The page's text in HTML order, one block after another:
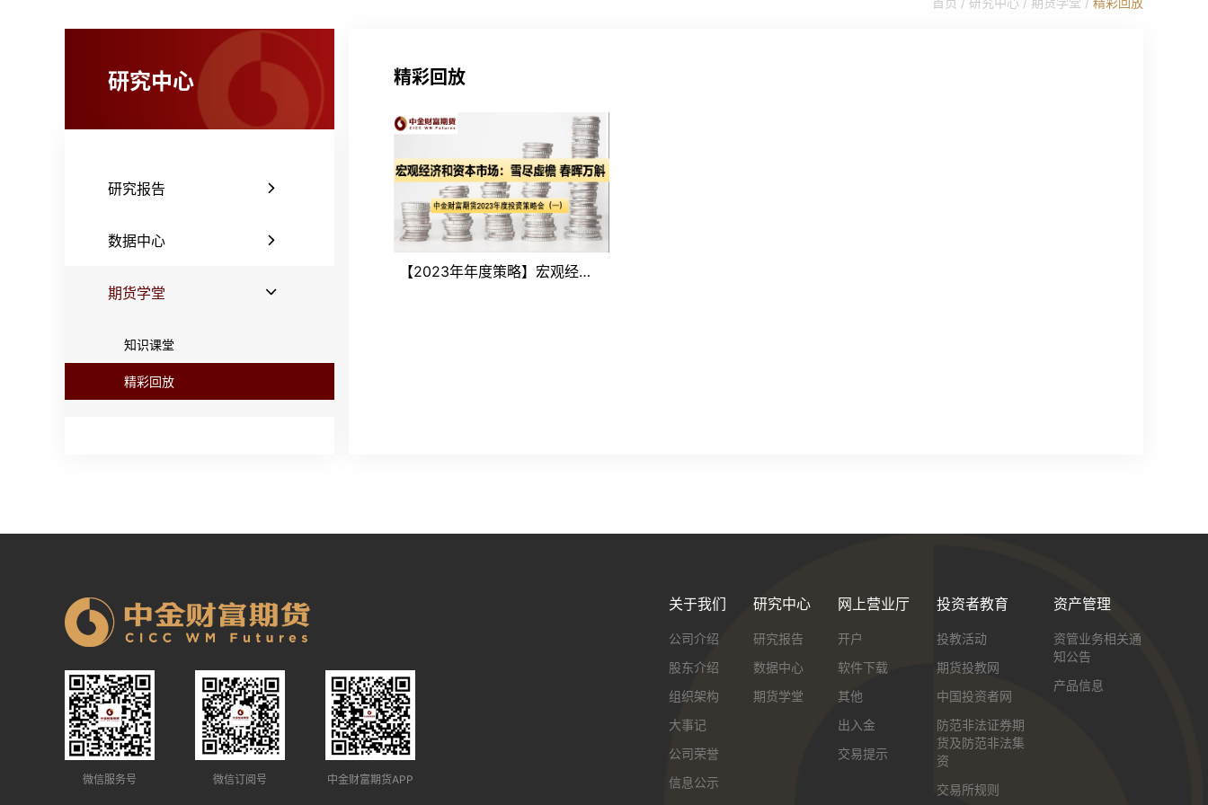
研究中心
研究报告
数据中心
期货学堂
知识课堂
精彩回放
精彩回放
【2023年年度策略】宏观经济
微信服务号 微信订阅号 中金财富期货APP
关于我们
公司介绍
股东介绍
组织架构
大事记
公司荣誉
信息公示
研究中心
研究报告
数据中心
期货学堂
网上营业厅
开户
软件下载
其他
出入金
交易提示
投资者教育
投教活动
期货投教网
中国投资者网
防范非法证券期
货及防范非法集
资
交易所规则
资产管理
资管业务相关通
知公告
产品信息